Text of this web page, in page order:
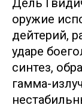
Дель
оружие
дейтерий,
ударе
синтез,
гамма-